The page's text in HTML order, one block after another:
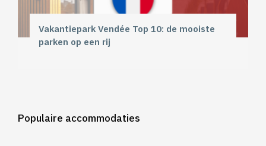
Vakantiepark Vendée Top 10: de mooiste
parken op een rij
Populaire accommodaties